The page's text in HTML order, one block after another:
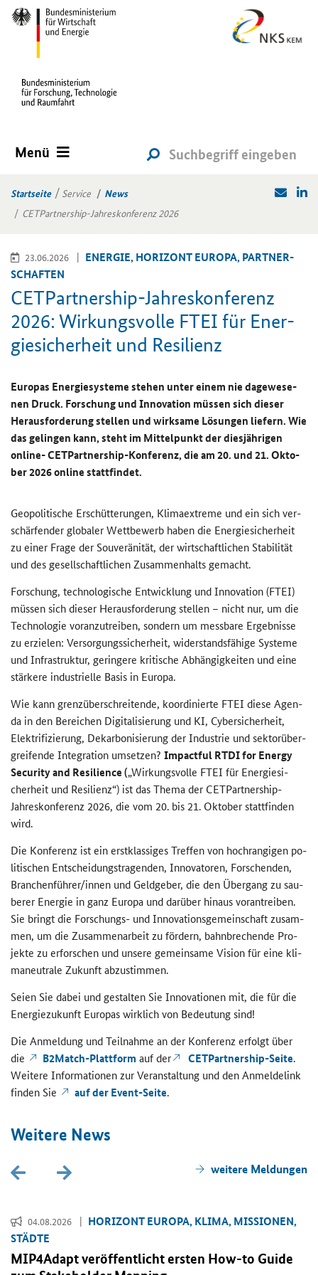
Menü
Startseite Service
News
CETPartnership-Jahreskonferenz 2026
23.06.2026
EN­ER­GIE, HO­RI­ZONT EU­RO­PA, PART­NER­
SCHAF­TEN
CETPartnership-​Jahreskonferenz
2026: Wir­kungs­vol­le FTEI für En­er­
gie­si­cher­heit und Re­si­li­enz
Eu­ro­pas En­er­gie­sys­te­me ste­hen unter einem nie da­ge­we­se­
nen Druck. For­schung und In­no­va­ti­on müs­sen sich die­ser
Her­aus­for­de­rung stel­len und wirk­sa­me Lö­sun­gen lie­fern. Wie
das ge­lin­gen kann, steht im Mit­tel­punkt der dies­jäh­ri­gen
online-CETPartnership-​Konferenz, die am 20. und 21. Ok­to­
ber 2026onlinestatt­fin­det.
Geo­po­li­ti­sche Er­schüt­te­run­gen, Kli­ma­ex­tre­me und ein sich ver­
schär­fen­der glo­ba­ler Wett­be­werb haben die En­er­gie­si­cher­heit
zu einer Frage der Sou­ve­rä­ni­tät, der wirt­schaft­li­chen Sta­bi­li­tät
und des ge­sell­schaft­li­chen Zu­sam­men­halts ge­macht.
For­schung, tech­no­lo­gi­sche Ent­wick­lung und In­no­va­ti­on (FTEI)
müs­sen sich die­ser Her­aus­for­de­rung stel­len – nicht nur, um die
Tech­no­lo­gie vor­an­zu­trei­ben, son­dern um mess­ba­re Er­geb­nis­se
zu er­zie­len: Ver­sor­gungs­si­cher­heit, wi­der­stands­fä­hi­ge Sys­te­me
und In­fra­struk­tur, ge­rin­ge­re kri­ti­sche Ab­hän­gig­kei­ten und eine
stär­ke­re in­dus­tri­el­le Basis in Eu­ro­pa.
Wie kann grenz­über­schrei­ten­de, ko­or­di­nier­te FTEI diese Agen­
da in den Be­rei­chen Di­gi­ta­li­sie­rung und KI, Cy­ber­si­cher­heit,
Elek­tri­fi­zie­rung, De­kar­bo­ni­sie­rung der In­dus­trie und sek­tor­über­
grei­fen­de In­te­gra­ti­on um­set­zen? Impactful RTDI for Energy
Security and Resilience(„Wir­kungs­vol­le FTEI für En­er­gie­si­
cher­heit und Re­si­li­enz“) ist das Thema der CETPartnership-​
Jahreskonferenz 2026, die vom 20. bis 21. Ok­to­ber statt­fin­den
wird.
Die Kon­fe­renz ist ein erst­klas­si­ges Tref­fen von hoch­ran­gi­gen po­
li­ti­schen Ent­schei­dungs­tra­gen­den, In­no­va­to­ren, For­schen­den,
Bran­chen­füh­rer/innen und Geld­ge­ber, die den Über­gang zu sau­
be­rer En­er­gie in ganz Eu­ro­pa und dar­über hin­aus vor­an­trei­ben.
Sie bringt die Forschungs-​ und In­no­va­ti­ons­ge­mein­schaft zu­sam­
men, um die Zu­sam­men­ar­beit zu för­dern, bahn­bre­chen­de Pro­
jek­te zu er­for­schen und un­se­re ge­mein­sa­me Vi­si­on für eine kli­
ma­neu­tra­le Zu­kunft ab­zu­stim­men.
Seien Sie dabei und ge­stal­ten Sie In­no­va­tio­nen mit, die für die
En­er­gie­zu­kunft Eu­ro­pas wirk­lich von Be­deu­tung sind!
Die An­mel­dung und Teil­nah­me an der Kon­fe­renz er­folgt über
die
B2Match-​Plattform auf der CETPartnership-​Seite.
Wei­te­re In­for­ma­tio­nen zur Ver­an­stal­tung und den An­mel­de­link
fin­den Sie
auf der Event-​Seite.
Wei­te­re News
wei­te­re Mel­dun­gen
04.08.2026
HO­RI­ZONT EU­RO­PA, KLIMA, MIS­SIO­NEN,
STÄD­TE
MIP4Adapt ver­öf­fent­licht ers­ten How-to Guide